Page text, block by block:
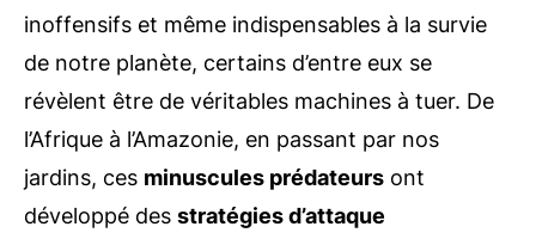
inoffensifs et même indispensables à la survie
de notre planète, certains d’entre eux se
révèlent être de véritables machines à tuer. De
l’Afrique à l’Amazonie, en passant par nos
jardins, ces minuscules prédateurs ont
développé des stratégies d’attaque